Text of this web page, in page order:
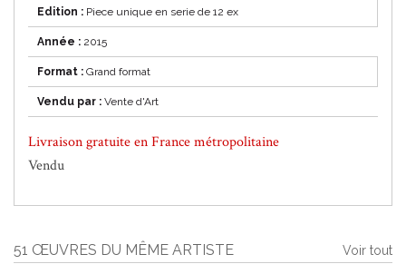
Edition : Piece unique en serie de 12 ex
Année : 2015
Format : Grand format
Vendu par : Vente d'Art
Livraison gratuite en France métropolitaine
Vendu
Voir tout
51 ŒUVRES DU MÊME ARTISTE